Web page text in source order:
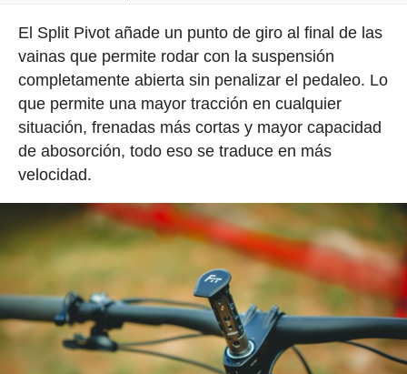
El Split Pivot añade un punto de giro al final de las
vainas que permite rodar con la suspensión
completamente abierta sin penalizar el pedaleo. Lo
que permite una mayor tracción en cualquier
situación, frenadas más cortas y mayor capacidad
de abosorción, todo eso se traduce en más
velocidad.